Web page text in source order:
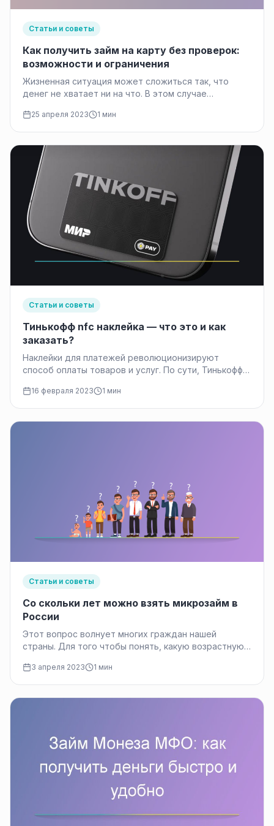
Статьи и советы
Как получить займ на карту без проверок:
возможности и ограничения
Жизненная ситуация может сложиться так, что
денег не хватает ни на что. В этом случае
25 апреля 2023 1 мин
Статьи и советы
Тинькофф nfc наклейка — что это и как
заказать?
Наклейки для платежей революционизируют
способ оплаты товаров и услуг. По сути, Тинькофф
выпускаемая банком…
16 февраля 2023 1 мин
Статьи и советы
Со скольки лет можно взять микрозайм в
России
Этот вопрос волнует многих граждан нашей
страны. Для того чтобы понять, какую возрастную
организации, необходимо…
3 апреля 2023 1 мин